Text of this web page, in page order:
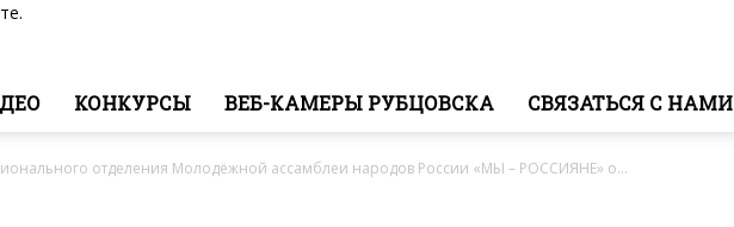
КОНКУРСЫ ВЕБ-КАМЕРЫ РУБЦОВСКА СВЯЗАТЬСЯ С НАМИ
отделения Молодёжной ассамблеи народов России «МЫ – РОССИЯНЕ» о...